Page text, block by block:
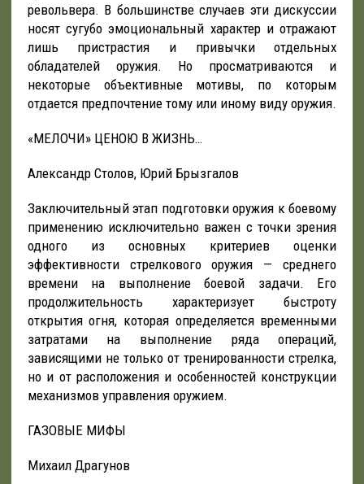
револьвера. В большинстве случаев эти дискуссии
носят сугубо эмоциональный характер и отражают
лишь пристрастия и привычки отдельных
обладателей оружия. Но просматриваются и
некоторые объективные мотивы, по которым
отдается предпочтение тому или иному виду оружия.
«МЕЛОЧИ» ЦЕНОЮ В ЖИЗНЬ…
Александр Столов, Юрий Брызгалов
Заключительный этап подготовки оружия к боевому
применению исключительно важен с точки зрения
одного из основных критериев оценки
эффективности стрелкового оружия — среднего
времени на выполнение боевой задачи. Его
продолжительность характеризует быстроту
открытия огня, которая определяется временными
затратами на выполнение ряда операций,
зависящими не только от тренированности стрелка,
но и от расположения и особенностей конструкции
механизмов управления оружием.
ГАЗОВЫЕ МИФЫ
Михаил Драгунов